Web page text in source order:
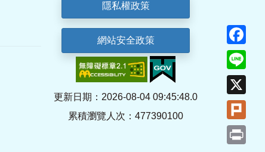
隱私權政策
網站安全政策
更新日期：2026-08-04 09:45:48.0
累積瀏覽人次：477390100